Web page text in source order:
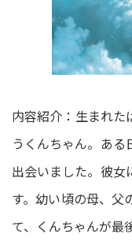
内容紹介：生まれた
うくんちゃん。ある
出会いました。彼女
す。幼い頃の母、父
て、くんちゃんが最